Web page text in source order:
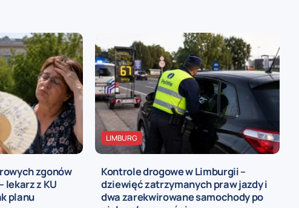
zgonów
lekarz z KU
planu
LIMBURG
Kontrole drogowe w Limburgii –
dziewięć zatrzymanych praw jazdy i
dwa zarekwirowane samochody po